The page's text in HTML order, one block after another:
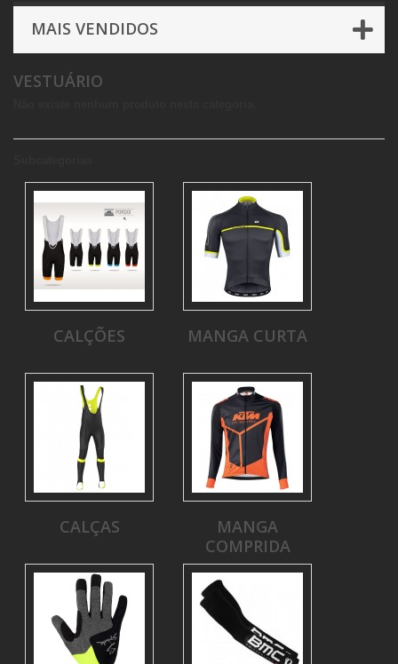
MAIS VENDIDOS
VESTUÁRIO
CALÇÕES MANGA CURTA
CALÇAS
MANGA
COMPRIDA